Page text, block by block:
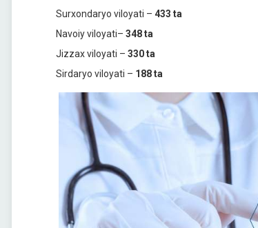
Surxondaryo viloyati – 433 ta
Navoiy viloyati– 348 ta
Jizzax viloyati – 330 ta
Sirdaryo viloyati – 188 ta